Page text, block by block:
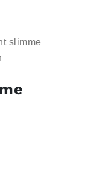
slimme